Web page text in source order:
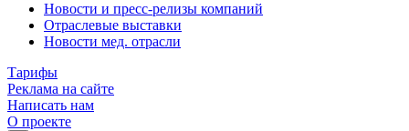
Новости и пресс-релизы компаний
Отраслевые выставки
Новости мед. отрасли
Тарифы
Реклама на сайте
Написать нам
О проекте